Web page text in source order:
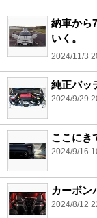
納車から
いく。
2024/11/3
純正バッ
2024/9/29
ここにき
2024/9/16
カーボン
2024/8/12